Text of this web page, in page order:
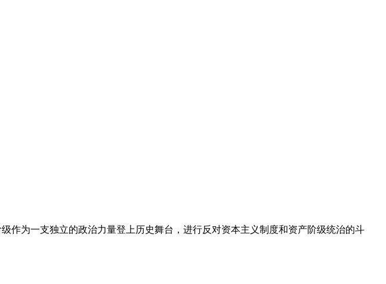
为一支独立的政治力量登上历史舞台，进行反对资本主义制度和资产阶级统治的斗